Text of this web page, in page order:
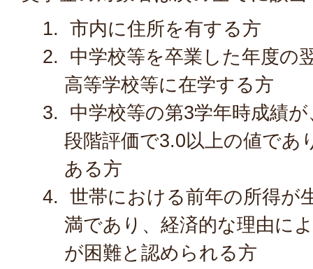
市内に住所を有する方
中学校等を卒業した年度の
高等学校等に在学する方
中学校等の第3学年時成績
段階評価で3.0以上の値であ
ある方
世帯における前年の所得が
満であり、経済的な理由に
が困難と認められる方